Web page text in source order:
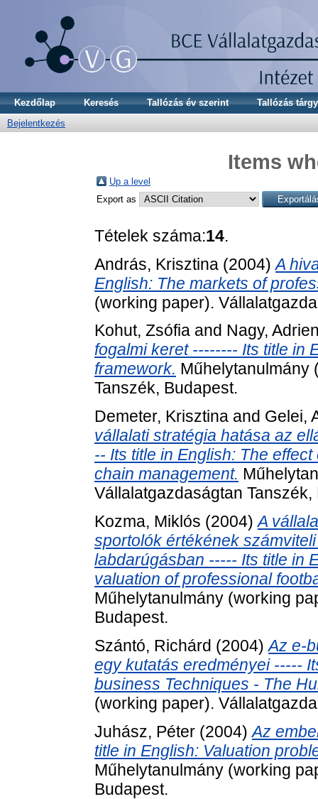
Kezdőlap Keresés Tallózás év szerint
Tallózás
Bejelentkezés
Items
Up a level
Export as
Tételek száma:14.
András, Krisztina (2004)A
English: The markets of
(working paper).
Kohut, Zsófia and Nagy,
fogalmi keret -------- Its title in
framework. Műhelytanulmány
Tanszék, Budapest.
Demeter, Krisztina and Gelei,
vállalati stratégia hatása az
-- Its title in English: The
chain management.
Vállalatgazdaságtan Tanszék,
Kozma, Miklós (2004)A
sportolók értékének
labdarúgásban ----- Its title in
valuation of professional
Műhelytanulmány (working
Budapest.
Szántó, Richárd (2004)Az e-
egy kutatás eredményei -----
business Techniques - The
(working paper).
Juhász, Péter (2004)Az
title in English: Valuation
Műhelytanulmány (working
Budapest.